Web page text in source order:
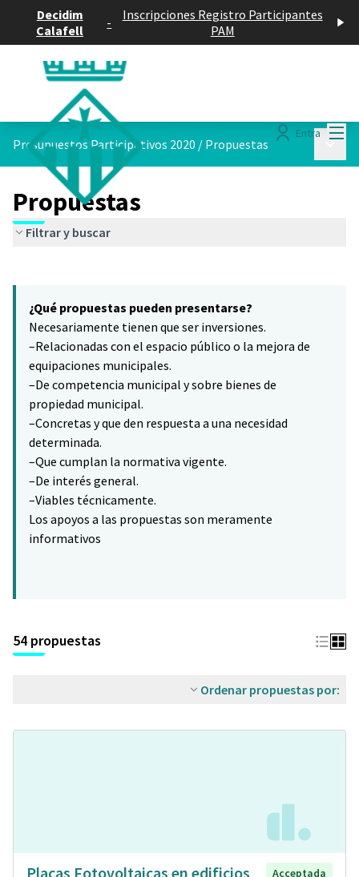
Decidim
Calafell
-
Inscripciones Registro Participantes
PAM
Entra
Presupuestos Participativos 2020 / Propuestas
Propuestas
Filtrar y buscar
−
¿Qué propuestas pueden presentarse?
Necesariamente tienen que ser inversiones.
–Relacionadas con el espacio público o la mejora de
equipaciones municipales.
–De competencia municipal y sobre bienes de
propiedad municipal.
–Concretas y que den respuesta a una necesidad
determinada.
–Que cumplan la normativa vigente.
–De interés general.
–Viables técnicamente.
Los apoyos a las propuestas son meramente
informativos
54 propuestas
Ordenar propuestas por:
Placas Fotovoltaicas en edificios
Acceptada